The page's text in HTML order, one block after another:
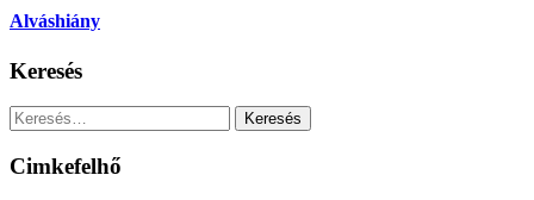
Alváshiány
Keresés
Keresés:
Cimkefelhő